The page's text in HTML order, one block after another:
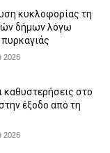
κυκλοφορίας τη
δήμων λόγω
2026
καθυστερήσεις στο
έξοδο από τη
2026